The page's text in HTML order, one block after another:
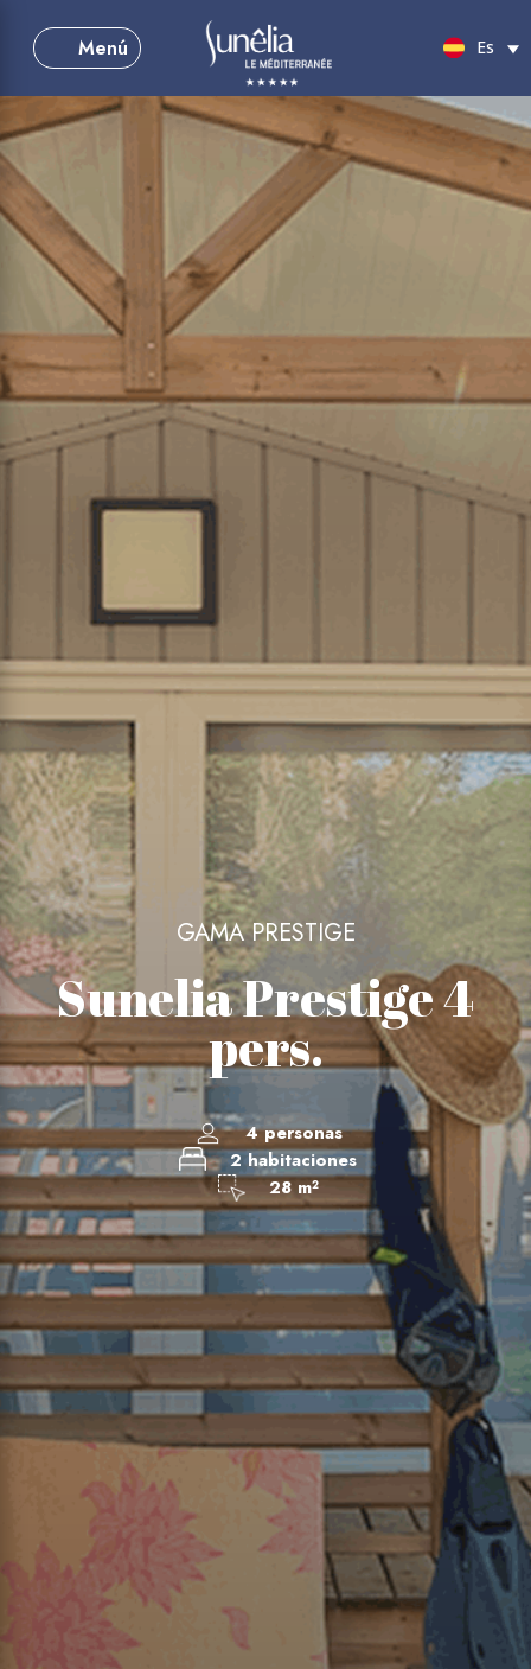
Menú Es
GAMA PRESTIGE
Sunelia Prestige 4
pers.
4 personas
2 habitaciones
28 m²